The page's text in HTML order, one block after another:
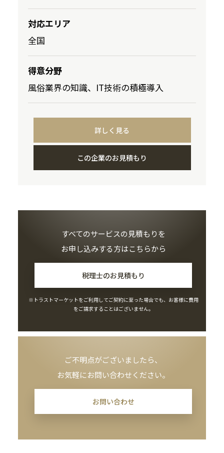
対応エリア
全国
得意分野
風俗業界の知識、IT技術の積極導入
詳しく見る
この企業のお見積もり
すべてのサービスの見積もりを
お申し込みする方はこちらから
税理士のお見積もり
※トラストマーケットをご利用してご契約に至った場合でも、お客様に費用
をご請求することはございません。
ご不明点がございましたら、
お気軽にお問い合わせください。
お問い合わせ